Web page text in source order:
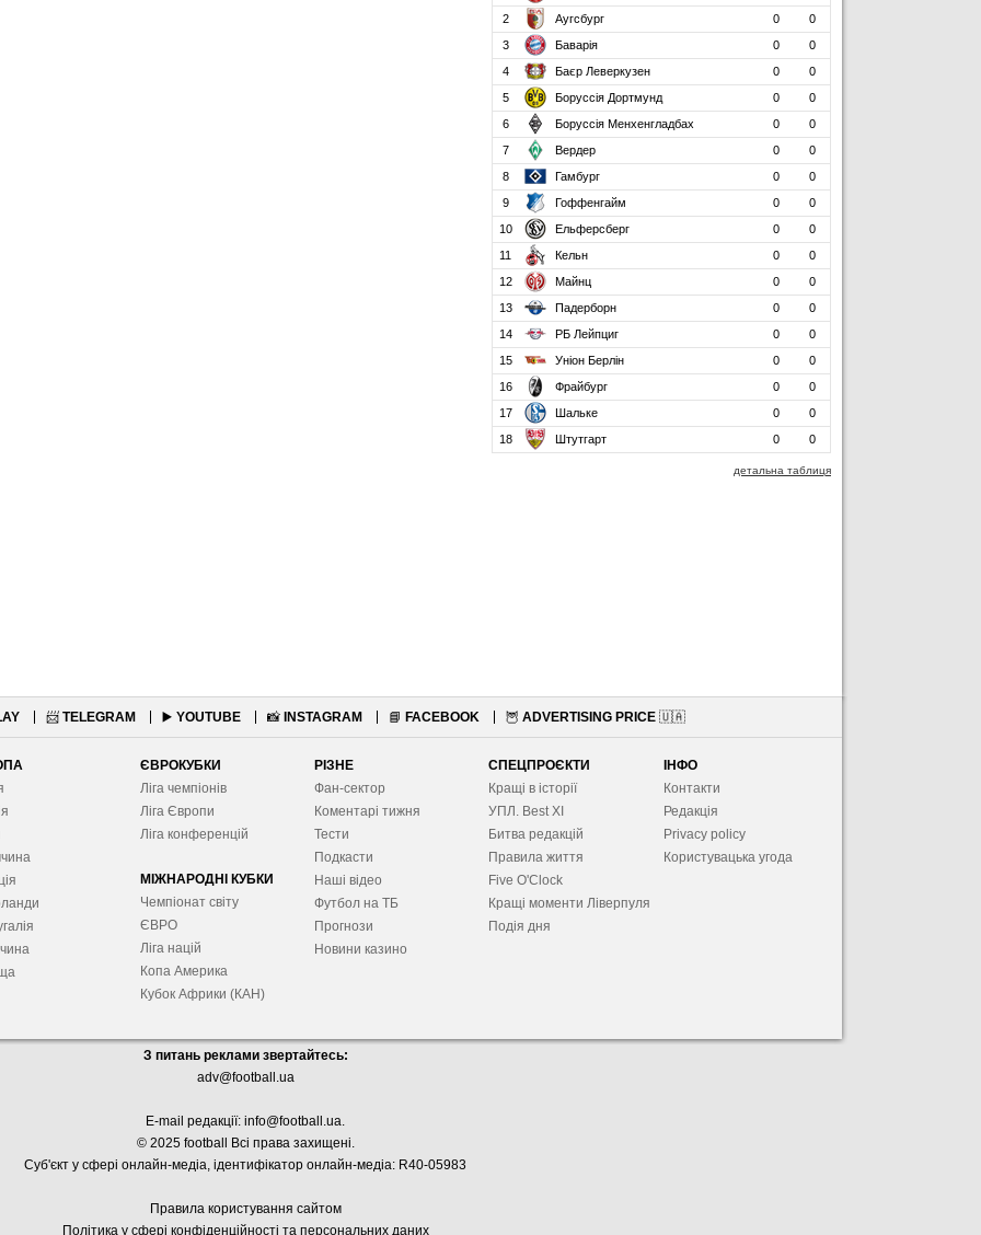
2
Аугсбург 0
0
3
Баварія 0
0
4
Баєр Леверкузен 0
0
5
Боруссія Дортмунд 0
0
6
Боруссія Менхенгладбах 0
0
7
Вердер 0
0
8
Гамбург 0
0
9
Гоффенгайм 0
0
10
Ельферсберг 0
0
11
Кельн 0
0
12
Майнц 0
0
13
Падерборн 0
0
14
РБ Лейпциг 0
0
15
Уніон Берлін 0
0
16
Фрайбург 0
0
17
Шальке 0
0
18
Штутгарт 0 0
детальна таблиця
📨 TELEGRAM ▶️ YOUTUBE 📸 INSTAGRAM 📘 FACEBOOK 🦉 ADVERTISING PRICE 🇺🇦
ЄВРОКУБКИ
Ліга чемпіонів
Ліга Європи
Ліга конференцій
МІЖНАРОДНІ КУБКИ
Чемпіонат світу
ЄВРО
Ліга націй
Копа Америка
Кубок Африки (КАН)
РІЗНЕ
Фан-сектор
Коментарі тижня
Тести
Подкасти
Наші відео
Футбол на ТБ
Прогнози
Новини казино
СПЕЦПРОЄКТИ
Кращі в історії
УПЛ. Best XІ
Битва редакцій
Правила життя
Five O'Clock
Кращі моменти Ліверпуля
Подія дня
ІНФО
Контакти
Редакція
Privacy policy
Користувацька угода
З питань реклами звертайтесь:
adv@football.ua
E-mail редакції: info@football.ua.
© 2025 football Всі права захищені.
Суб'єкт у сфері онлайн-медіа, ідентифікатор онлайн-медіа: R40-05983
Правила користування сайтом
Політика у сфері конфіденційності та персональних даних